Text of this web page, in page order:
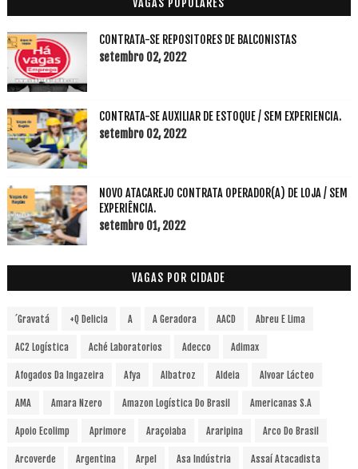
VAGAS POPULARES
CONTRATA-SE REPOSITORES DE BALCONISTAS
setembro 02, 2022
CONTRATA-SE AUXILIAR DE ESTOQUE / SEM EXPERIENCIA.
setembro 02, 2022
NOVO ATACAREJO CONTRATA OPERADOR(A) DE LOJA / SEM
EXPERIÊNCIA.
setembro 01, 2022
VAGAS POR CIDADE
´Gravatá +Q Delicia A A Geradora AACD Abreu E Lima
AC2 Logística Aché Laboratorios Adecco Adimax
Afogados Da Ingazeira Afya Albatroz Aldeia Alvoar Lácteo
AMA Amara Nzero Amazon Logística Do Brasil Americanas S.A
Apoio Ecolimp Aprimore Araçoiaba Araripina Arco Do Brasil
Arcoverde Argentina Arpel Asa Indústria Assaí Atacadista